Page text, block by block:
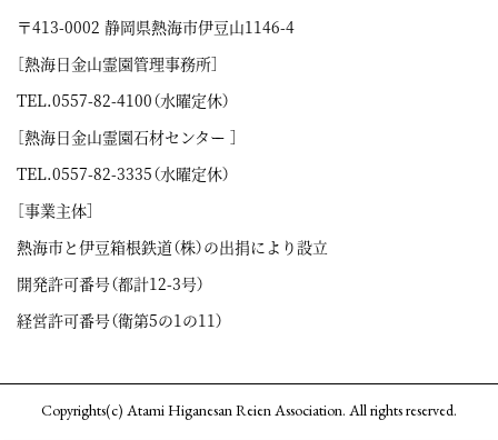
〒413-0002 静岡県熱海市伊豆山1146-4
［熱海日金山霊園管理事務所］
TEL.0557-82-4100（水曜定休）
［熱海日金山霊園石材センター ］
TEL.0557-82-3335（水曜定休）
［事業主体］
熱海市と伊豆箱根鉄道（株）の出捐により設立
開発許可番号（都計12-3号）
経営許可番号（衛第5の1の11）
Copyrights(c) Atami Higanesan Reien Association. All rights reserved.